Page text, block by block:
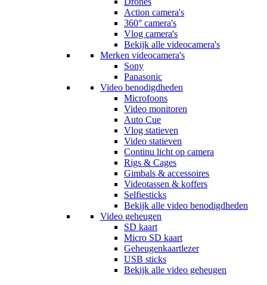
Action camera's
360° camera's
Vlog camera's
Bekijk alle videocamera's
Merken videocamera's
Sony
Panasonic
Video benodigdheden
Microfoons
Video monitoren
Auto Cue
Vlog statieven
Video statieven
Continu licht op camera
Rigs & Cages
Gimbals & accessoires
Videotassen & koffers
Selfiesticks
Bekijk alle video benodigdheden
Video geheugen
SD kaart
Micro SD kaart
Geheugenkaartlezer
USB sticks
Bekijk alle video geheugen